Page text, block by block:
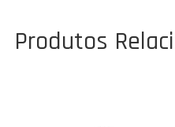
Produtos